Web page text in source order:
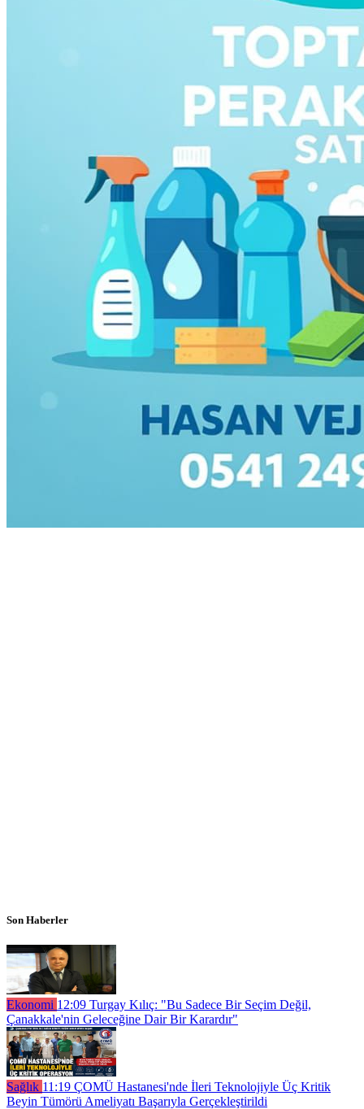
Son Haberler
Ekonomi 12:09 Turgay Kılıç: "Bu Sadece Bir Seçim Değil,
Çanakkale'nin Geleceğine Dair Bir Karardır"
Sağlık 11:19 ÇOMÜ Hastanesi'nde İleri Teknolojiyle Üç Kritik
Beyin Tümörü Ameliyatı Başarıyla Gerçekleştirildi